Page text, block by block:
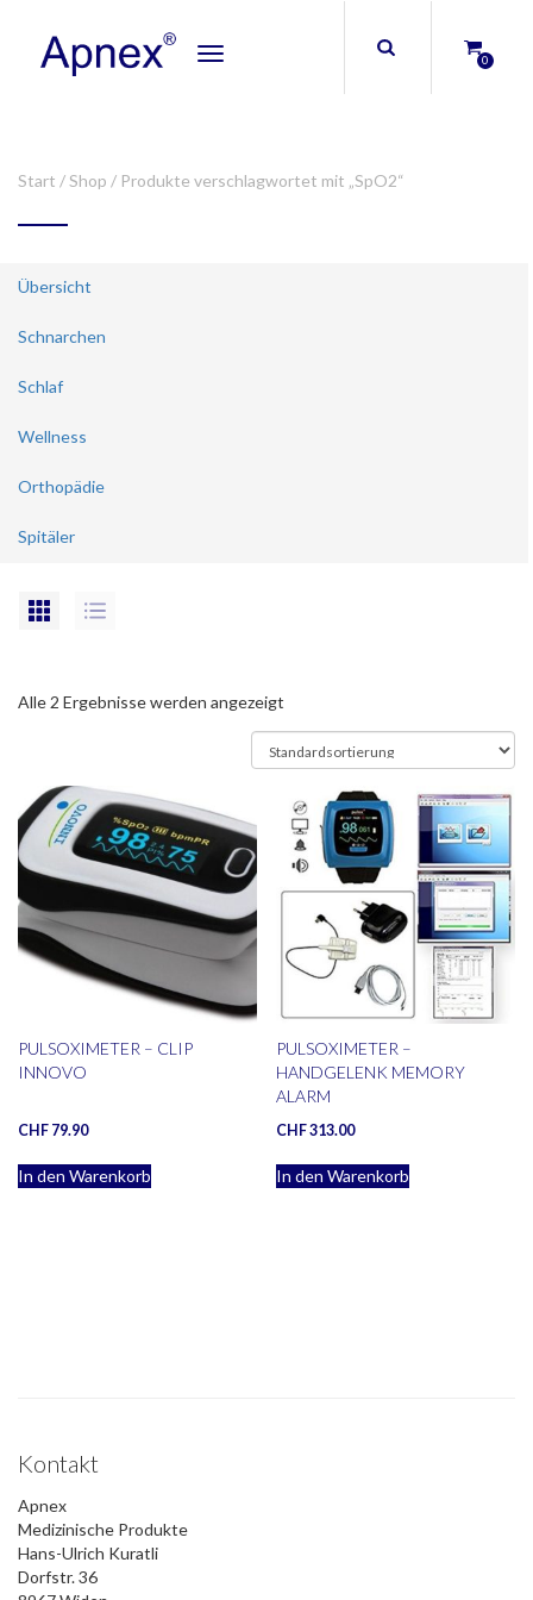
Toggle
0
Start /Shop / Produkte verschlagwortet mit „SpO2“
Übersicht
Schnarchen
Schlaf
Wellness
Orthopädie
Spitäler
Alle 2 Ergebnisse werden angezeigt
PULSOXIMETER – CLIP
INNOVO
CHF 79.90
In den Warenkorb
PULSOXIMETER –
HANDGELENK MEMORY
ALARM
CHF313.00
In den Warenkorb
Kontakt
Apnex
Medizinische Produkte
Hans-Ulrich Kuratli
Dorfstr. 36